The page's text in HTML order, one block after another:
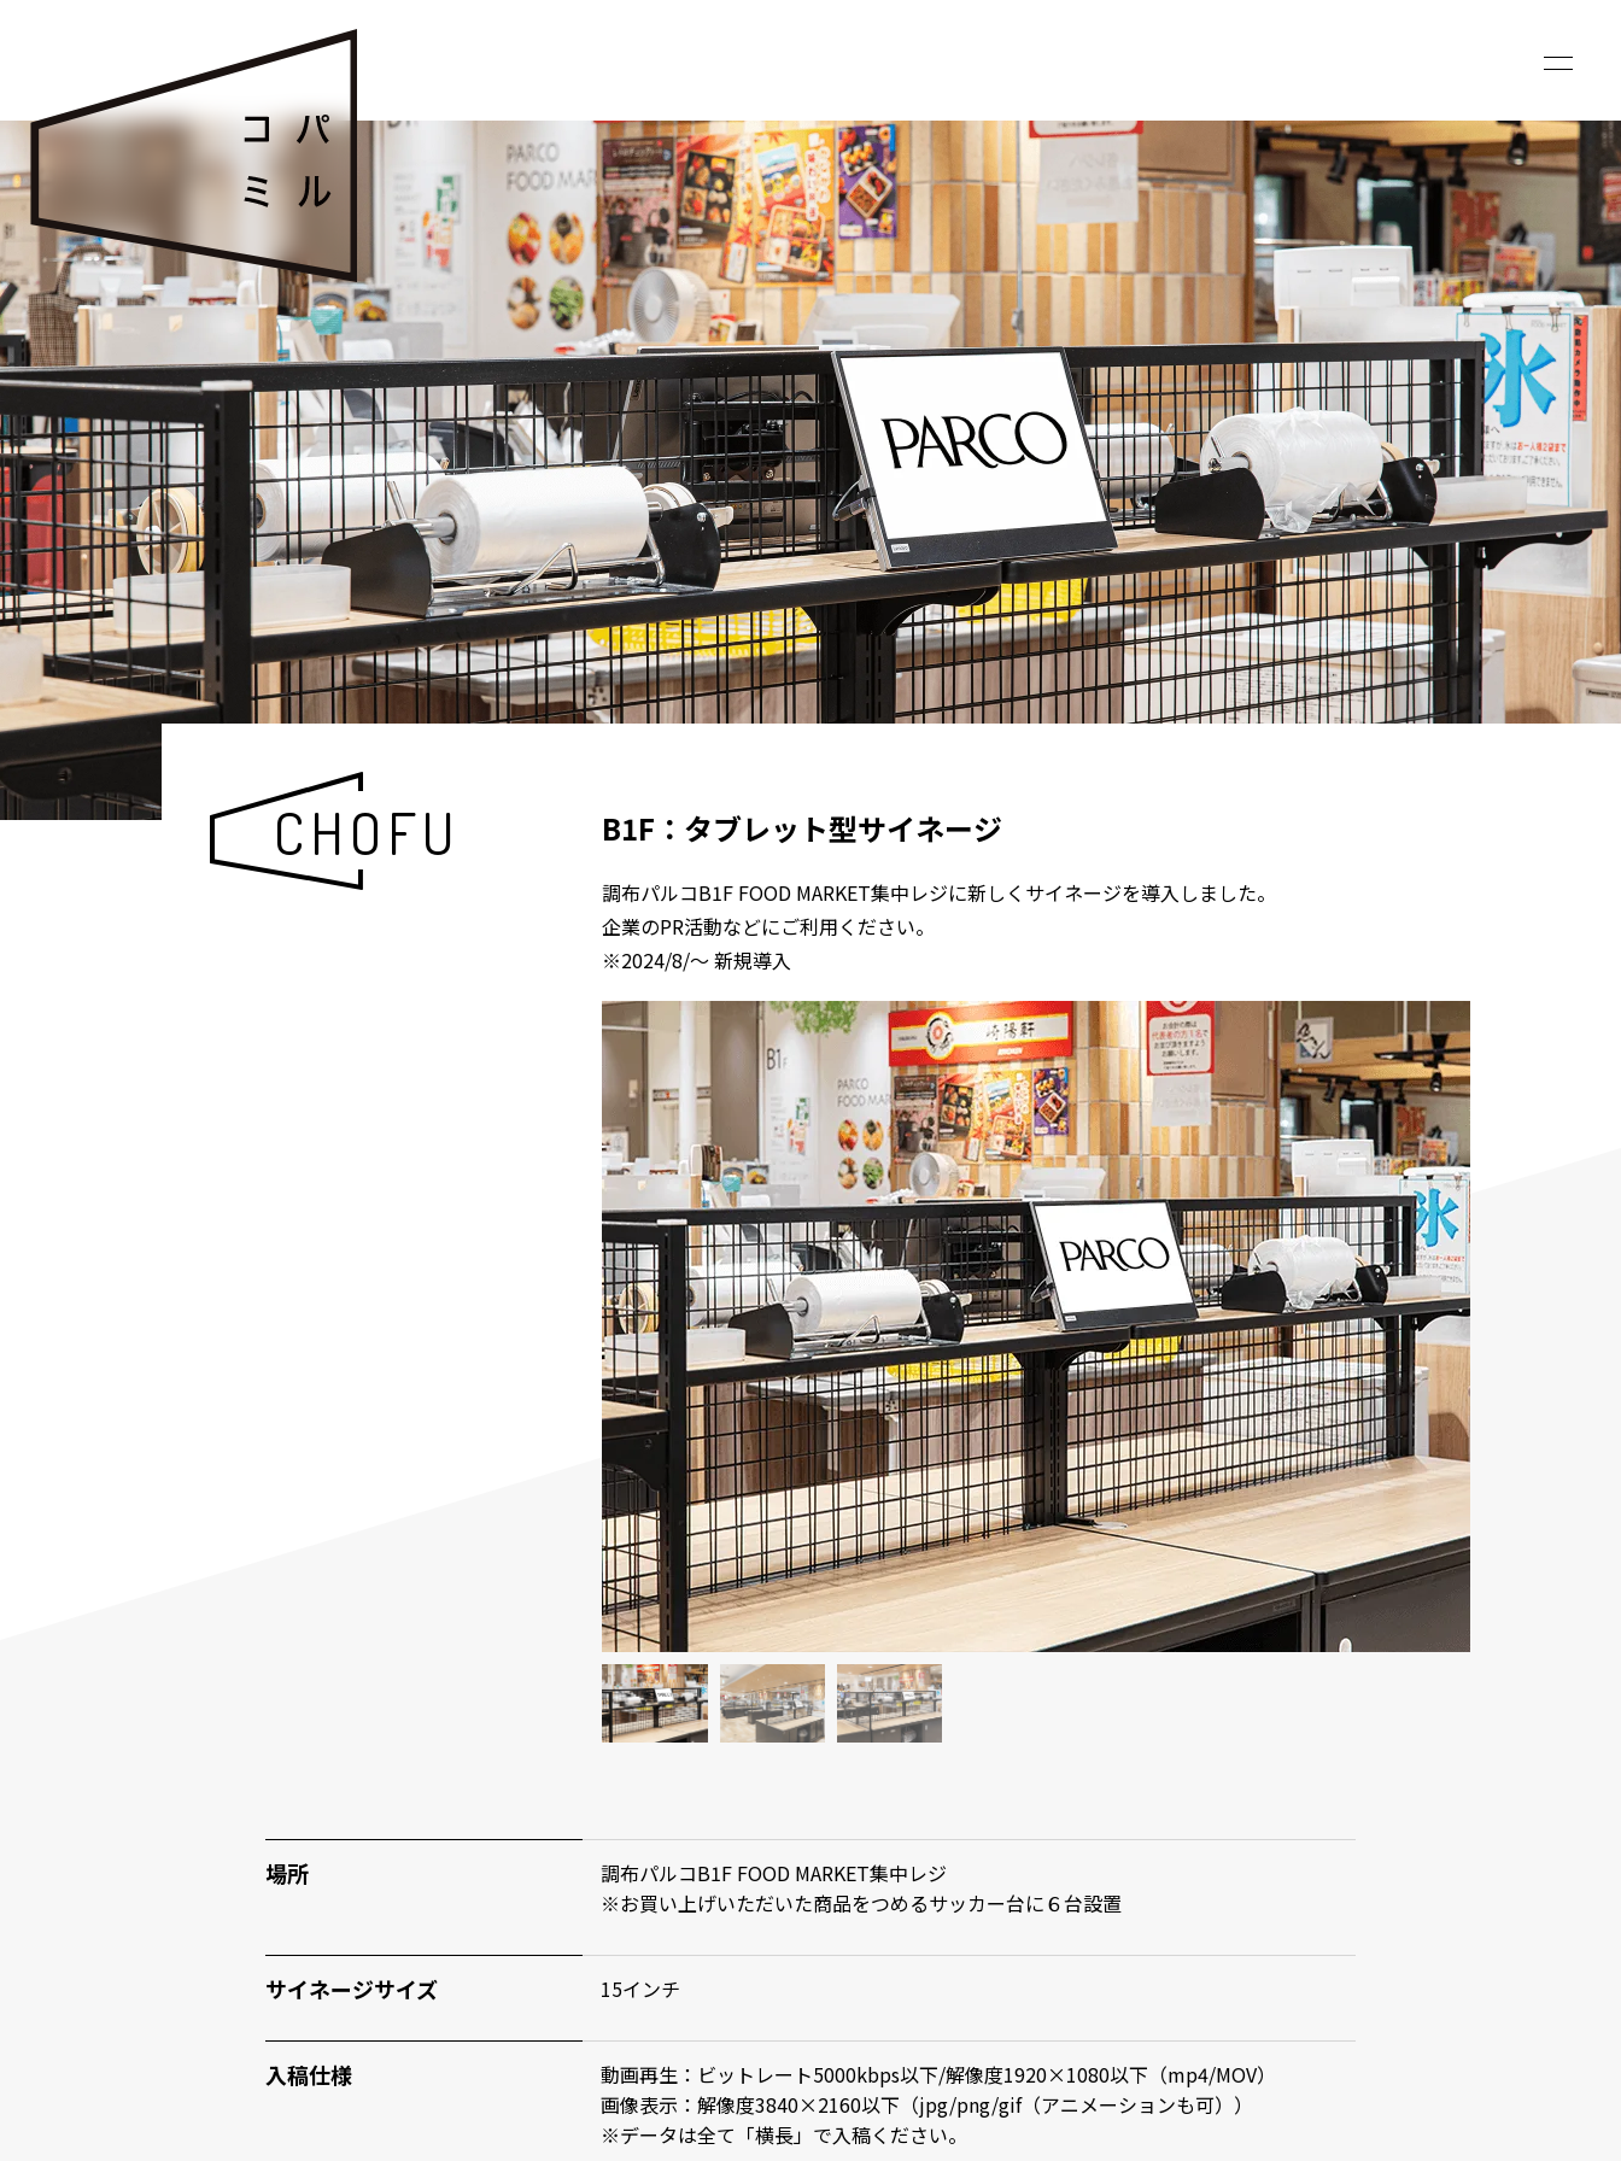
CHOFU B1F：タブレット型サイネージ
調布パルコB1F FOOD MARKET集中レジに新しくサイネージを導入しました。
企業のPR活動などにご利用ください。
※2024/8/～ 新規導入
場所
調布パルコB1F FOOD MARKET集中レジ
※お買い上げいただいた商品をつめるサッカー台に６台設置
サイネージサイズ 15インチ
入稿仕様
動画再生：ビットレート5000kbps以下/解像度1920×1080以下（mp4/MOV）
画像表示：解像度3840×2160以下（jpg/png/gif（アニメーションも可））
※データは全て「横長」で入稿ください。